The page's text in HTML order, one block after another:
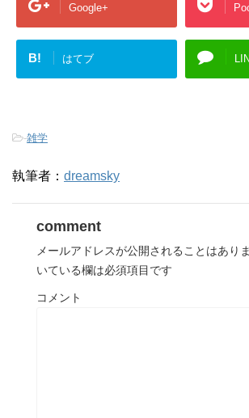
Google+
B! はてブ
-雑学
執筆者： dreamsky
comment
メールアドレスが公開されることはありま
いている欄は必須項目です
コメント